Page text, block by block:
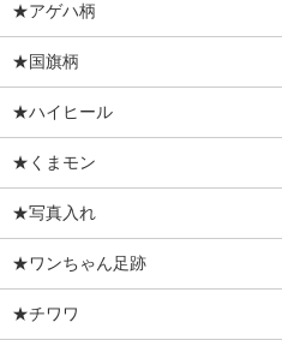
★アゲハ柄
★国旗柄
★ハイヒール
★くまモン
★写真入れ
★ワンちゃん足跡
★チワワ